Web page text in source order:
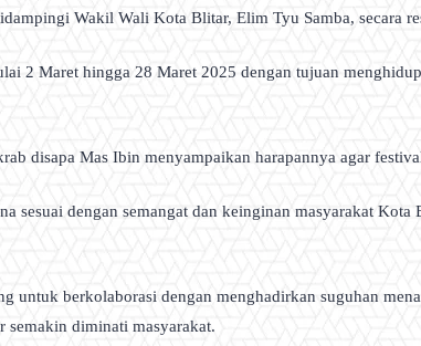
Wakil Wali Kota Blitar, Elim Tyu Samba, secara
2 Maret hingga 28 Maret 2025 dengan tujuan
disapa Mas Ibin menyampaikan harapannya agar
sesuai dengan semangat dan keinginan masyarakat
untuk berkolaborasi dengan menghadirkan suguhan
semakin diminati masyarakat.